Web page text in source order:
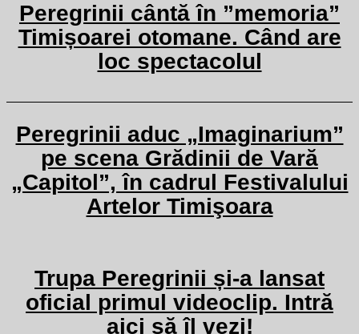
Peregrinii cântă în ”memoria”
Timișoarei otomane. Când are
loc spectacolul
Peregrinii aduc „Imaginarium”
pe scena Grădinii de Vară
„Capitol”, în cadrul Festivalului
Artelor Timişoara
Trupa Peregrinii și-a lansat
oficial primul videoclip. Intră
aici să îl vezi!